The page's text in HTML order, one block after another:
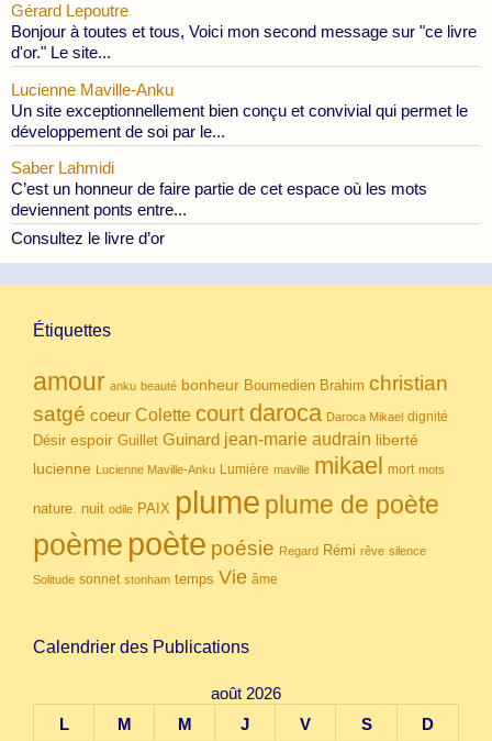
Gérard Lepoutre
Bonjour à toutes et tous, Voici mon second message sur "ce livre
d'or." Le site...
Lucienne Maville-Anku
Un site exceptionnellement bien conçu et convivial qui permet le
développement de soi par le...
Saber Lahmidi
C’est un honneur de faire partie de cet espace où les mots
deviennent ponts entre...
Consultez le livre d’or
Étiquettes
amour anku beauté bonheur Boumedien Brahim christian
satgé coeur Colette court daroca Daroca Mikael dignité
Désir espoir Guillet Guinard jean-marie audrain liberté
lucienne Lucienne Maville-Anku Lumière maville mikael mort mots
nature. nuit odile PAIX plume plume de poète
poème poète poésie Regard Rémi rêve silence
Solitude sonnet stonham temps Vie âme
Calendrier des Publications
août 2026
L
M M J V S D